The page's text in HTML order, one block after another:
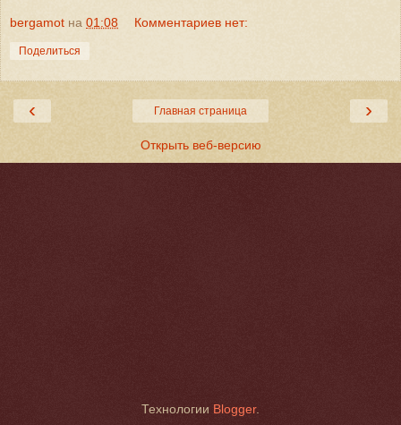
bergamot на 01:08 Комментариев нет:
Поделиться
‹ ›
Главная страница
Открыть веб-версию
Технологии Blogger.